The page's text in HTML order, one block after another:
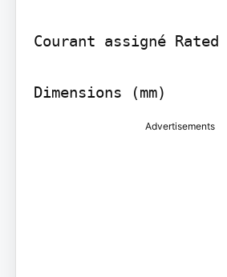
Courant assigné
Advertisements